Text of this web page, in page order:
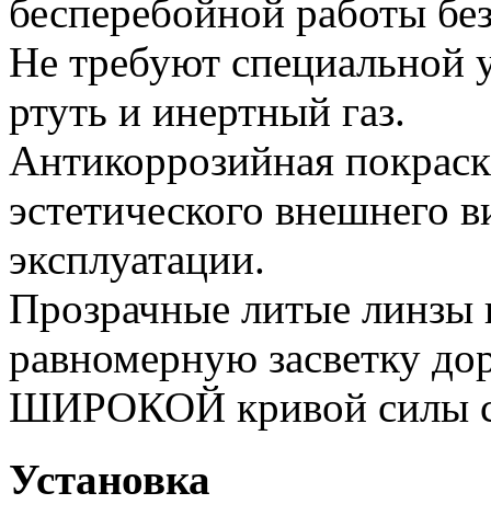
бесперебойной работы
Не требуют специальной
ртуть и инертный газ.
Антикоррозийная
эстетического внешнего
эксплуатации.
Прозрачные литые линзы
равномерную засветку
ШИРОКОЙ кривой силы
Установка